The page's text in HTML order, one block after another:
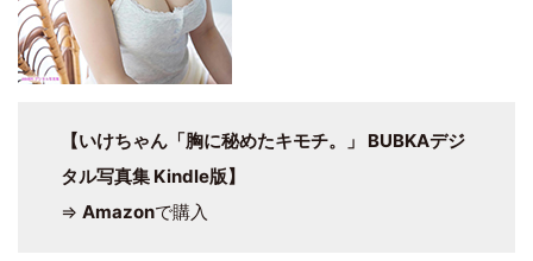
【いけちゃん「胸に秘めたキモチ。」 BUBKAデジ
タル写真集 Kindle版】
⇒ Amazonで購入